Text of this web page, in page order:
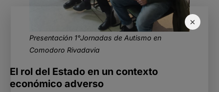
×
Presentación 1°Jornadas de Autismo en
Comodoro Rivadavia
El rol del Estado en un contexto
económico adverso